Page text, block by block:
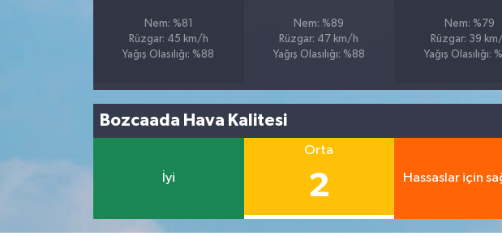
Nem: %81
Rüzgar: 45 km/h
Yağış Olasılığı: %88
Nem: %89
Rüzgar: 47 km/h
Yağış Olasılığı: %88
Nem: %79
Rüzgar: 39
Yağış Olasılığı:
Bozcaada Hava Kalitesi
İyi
Orta
2 Hassaslar için